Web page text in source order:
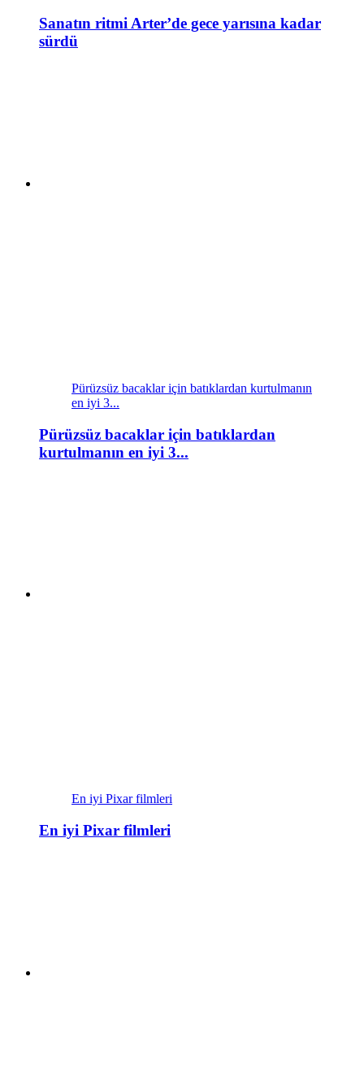
Sanatın ritmi Arter’de gece yarısına kadar
sürdü
Pürüzsüz bacaklar için batıklardan kurtulmanın
en iyi 3...
Pürüzsüz bacaklar için batıklardan
kurtulmanın en iyi 3...
En iyi Pixar filmleri
En iyi Pixar filmleri